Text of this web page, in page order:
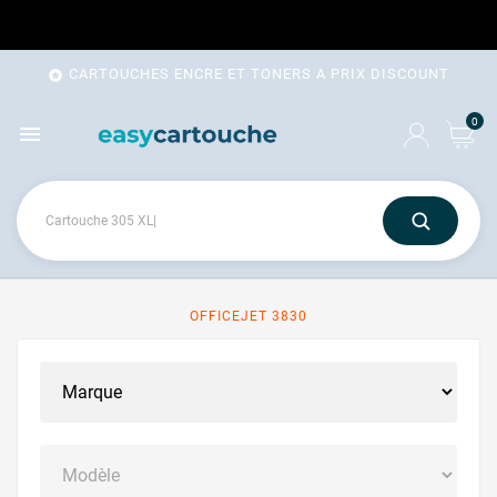
 CARTOUCHES ENCRE ET TONERS A PRIX DISCOUNT
 0
OFFICEJET 3830